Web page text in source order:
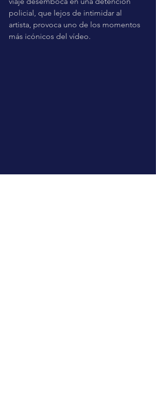
policial, que lejos de intimidar al
artista, provoca uno de los momentos
más icónicos del vídeo.